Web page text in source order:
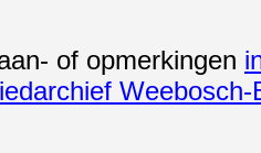
of opmerkingen
Weebosch-